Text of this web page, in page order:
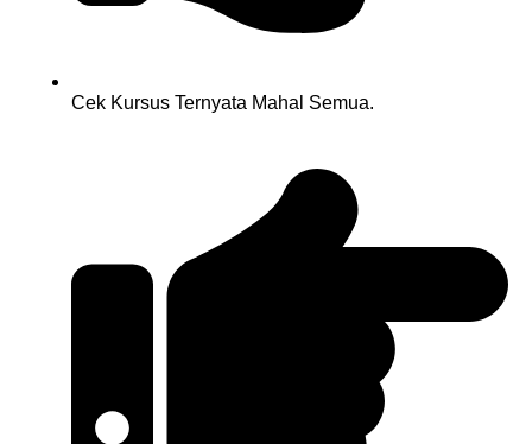
Cek Kursus Ternyata Mahal Semua.